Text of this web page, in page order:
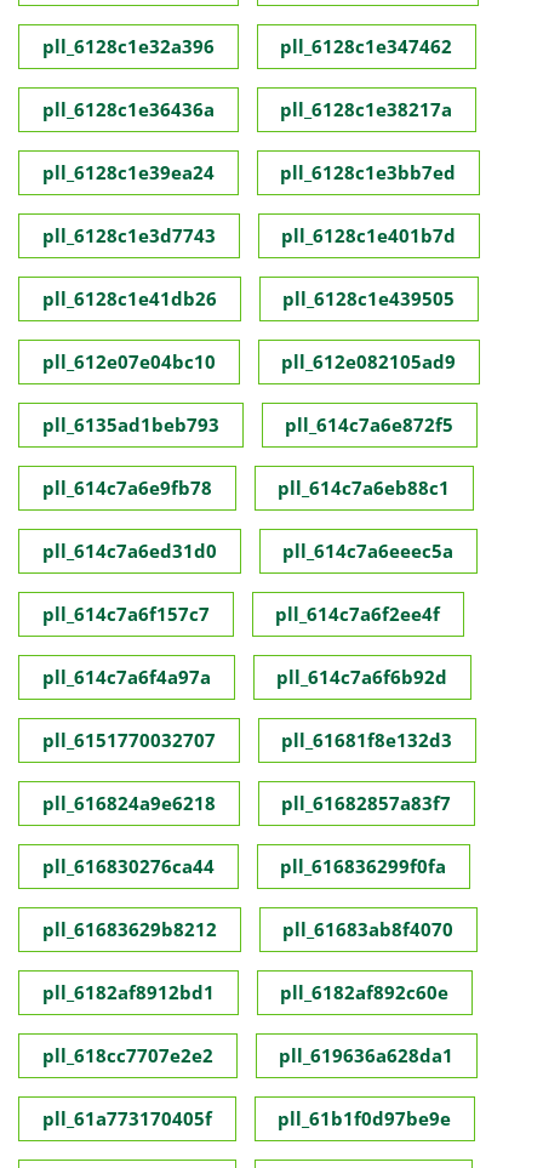
pll_6128c1e32a396 pll_6128c1e347462
pll_6128c1e36436a pll_6128c1e38217a
pll_6128c1e39ea24 pll_6128c1e3bb7ed
pll_6128c1e3d7743 pll_6128c1e401b7d
pll_6128c1e41db26 pll_6128c1e439505
pll_612e07e04bc10 pll_612e082105ad9
pll_6135ad1beb793 pll_614c7a6e872f5
pll_614c7a6e9fb78 pll_614c7a6eb88c1
pll_614c7a6ed31d0 pll_614c7a6eeec5a
pll_614c7a6f157c7 pll_614c7a6f2ee4f
pll_614c7a6f4a97a pll_614c7a6f6b92d
pll_6151770032707 pll_61681f8e132d3
pll_616824a9e6218 pll_61682857a83f7
pll_616830276ca44 pll_616836299f0fa
pll_61683629b8212 pll_61683ab8f4070
pll_6182af8912bd1 pll_6182af892c60e
pll_618cc7707e2e2 pll_619636a628da1
pll_61a773170405f pll_61b1f0d97be9e